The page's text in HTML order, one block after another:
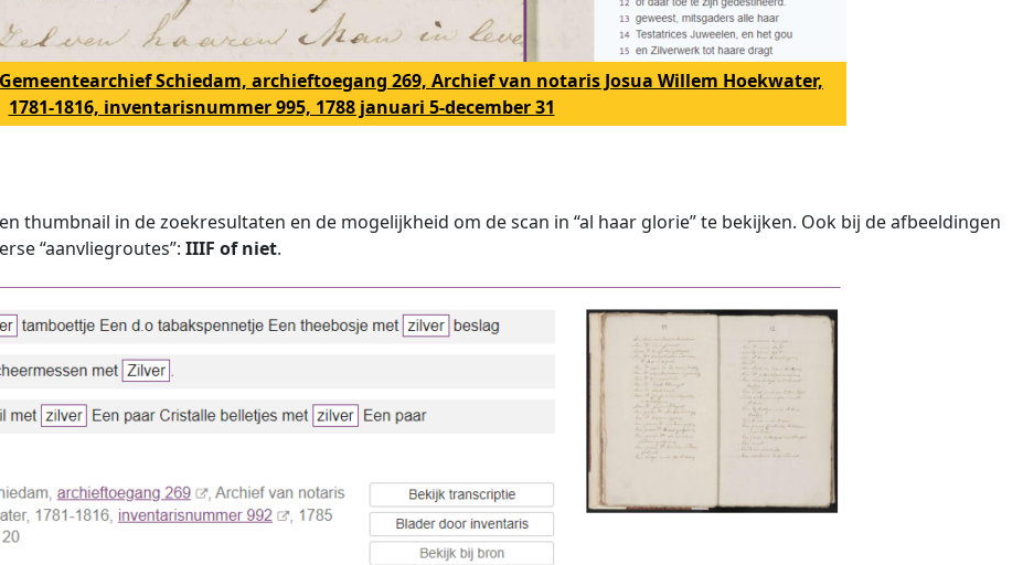
Schiedam, archieftoegang 269, Archief van notaris Josua Willem Hoekwater,
1781-1816, inventarisnummer 995, 1788 januari 5-december 31
thumbnail in de zoekresultaten en de mogelijkheid om de scan in “al haar glorie” te bekijken. Ook bij de afbeeldingen
“aanvliegroutes”: IIIF of niet.